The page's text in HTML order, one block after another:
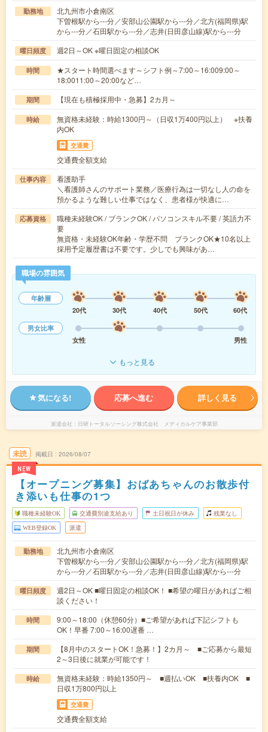
勤務地
北九州市小倉南区
下曽根駅から---分／安部山公園駅から---分／北方(福岡県)駅
から---分／石田駅から---分／志井(日田彦山線)駅から---分
曜日頻度 週2日～OK ※曜日固定の相談OK
時間
★スタート時間選べます～シフト例～7:00～16:009:00～
18:0011:00～20:00など…
期間 【現在も積極採用中・急募】2カ月～
時給
無資格未経験：時給1300円～（日収1万400円以上） ※扶養
内OK
交通費
交通費全額支給
仕事内容
看護助手
＼看護師さんのサポート業務／医療行為は一切なし人の命を
預かるような難しい仕事ではなく、患者様が快適に…
応募資格
職種未経験OK / ブランクOK / パソコンスキル不要 / 英語力不
要
無資格・未経験OK年齢・学歴不問 ブランクOK★10名以上
採用予定履歴書は不要です。少しでも興味があ…
職場の雰囲気
年齢層
20代
30代 40代 50代
60代
男女比率
女性
男性
もっと見る
気になる! 応募へ進む 詳しく見る
派遣会社 日研トータルソーシング株式会社 メディカルケア事業部
未読
NEW
掲載日 2026/08/07
【オープニング募集】おばあちゃんのお散歩付
き添いも仕事の1つ
職種未経験OK 交通費別途支給あり 土日祝日が休み 残業なし
WEB登録OK 派遣
勤務地
北九州市小倉南区
下曽根駅から---分／安部山公園駅から---分／北方(福岡県)駅
から---分／石田駅から---分／志井(日田彦山線)駅から---分
曜日頻度
週2日～OK ■曜日固定の相談OK！ ■希望の曜日があればご相
談ください！
時間
9:00～18:00（休憩60分）■ご希望があれば下記シフトも
OK！早番 7:00～16:00遅番 …
期間
【8月中のスタートOK！急募！】2カ月～ ■ご応募から最短
2～3日後に就業が可能です！
時給
無資格未経験：時給1350円～ ■週払いOK ■扶養内OK ■
日収1万800円以上
交通費
交通費全額支給